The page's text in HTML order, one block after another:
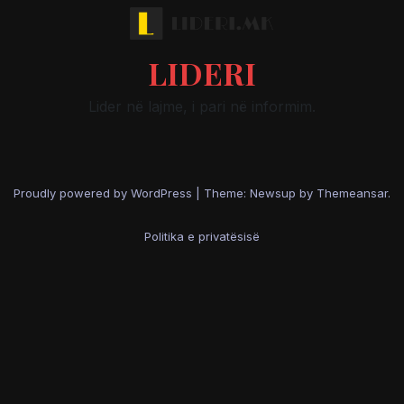
LIDERI
Lider në lajme, i pari në informim.
Proudly powered by WordPress Theme: Newsup by Themeansar.
Politika e privatësisë